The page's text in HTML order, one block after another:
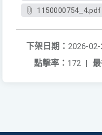
1150000754_4.pdf
下架日期： 2026-
點擊率： 172 |